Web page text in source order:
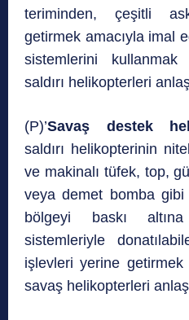
teriminden, çeşitli
getirmek amacıyla imal
sistemlerini
saldırı helikopterleri
(P)’Savaş destek
saldırı helikopterinin
ve makinalı tüfek, top,
veya demet bomba
bölgeyi baskı
sistemleriyle
işlevleri yerine
savaş helikopterleri